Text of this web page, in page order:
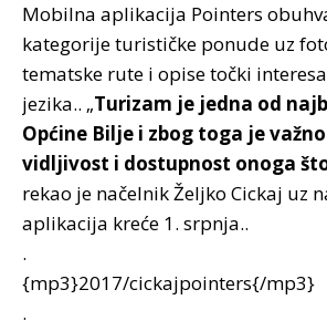
Mobilna aplikacija Pointers
kategorije turističke ponude uz
tematske rute i opise točki
jezika.. „Turizam je jedna od
Općine Bilje i zbog toga je
vidljivost i dostupnost onoga
rekao je načelnik Željko Cickaj uz
aplikacija kreće 1. srpnja..
.
{mp3}2017/cickajpointers{/mp3}
.